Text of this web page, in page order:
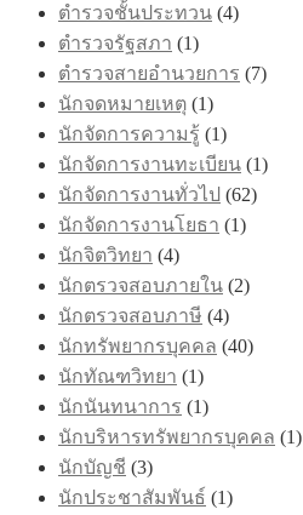
ตำรวจชั้นประทวน (4)
ตำรวจรัฐสภา (1)
ตำรวจสายอำนวยการ (7)
นักจดหมายเหตุ (1)
นักจัดการความรู้ (1)
นักจัดการงานทะเบียน (1)
นักจัดการงานทั่วไป (62)
นักจัดการงานโยธา (1)
นักจิตวิทยา (4)
นักตรวจสอบภายใน (2)
นักตรวจสอบภาษี (4)
นักทรัพยากรบุคคล (40)
นักทัณฑวิทยา (1)
นักนันทนาการ (1)
นักบริหารทรัพยากรบุคคล (1)
นักบัญชี (3)
นักประชาสัมพันธ์ (1)